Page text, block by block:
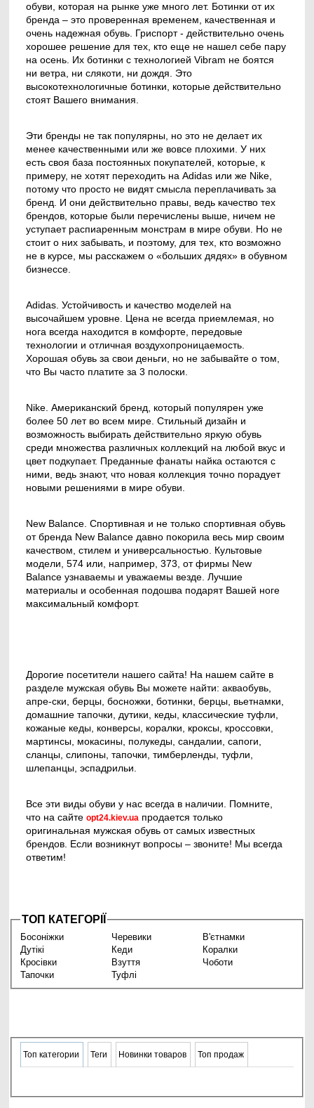
обуви, которая на рынке уже много лет. Ботинки от их
бренда – это проверенная временем, качественная и
очень надежная обувь. Гриспорт - действительно очень
хорошее решение для тех, кто еще не нашел себе пару
на осень. Их ботинки с технологией Vibram не боятся
ни ветра, ни слякоти, ни дождя. Это
высокотехнологичные ботинки, которые действительно
стоят Вашего внимания.
Эти бренды не так популярны, но это не делает их
менее качественными или же вовсе плохими. У них
есть своя база постоянных покупателей, которые, к
примеру, не хотят переходить на Adidas или же Nike,
потому что просто не видят смысла переплачивать за
бренд. И они действительно правы, ведь качество тех
брендов, которые были перечислены выше, ничем не
уступает распиаренным монстрам в мире обуви. Но не
стоит о них забывать, и поэтому, для тех, кто возможно
не в курсе, мы расскажем о «больших дядях» в обувном
бизнессе.
Adidas. Устойчивость и качество моделей на
высочайшем уровне. Цена не всегда приемлемая, но
нога всегда находится в комфорте, передовые
технологии и отличная воздухопроницаемость.
Хорошая обувь за свои деньги, но не забывайте о том,
что Вы часто платите за 3 полоски.
Nike. Американский бренд, который популярен уже
более 50 лет во всем мире. Стильный дизайн и
возможность выбирать действительно яркую обувь
среди множества различных коллекций на любой вкус и
цвет подкупает. Преданные фанаты найка остаются с
ними, ведь знают, что новая коллекция точно порадует
новыми решениями в мире обуви.
New Balance. Спортивная и не только спортивная обувь
от бренда New Balance давно покорила весь мир своим
качеством, стилем и универсальностью. Культовые
модели, 574 или, например, 373, от фирмы New
Balance узнаваемы и уважаемы везде. Лучшие
материалы и особенная подошва подарят Вашей ноге
максимальный комфорт.
Дорогие посетители нашего сайта! На нашем сайте в
разделе мужская обувь Вы можете найти: акваобувь,
апре-ски, берцы, босножки, ботинки, берцы, вьетнамки,
домашние тапочки, дутики, кеды, классические туфли,
кожаные кеды, конверсы, коралки, кроксы, кроссовки,
мартинсы, мокасины, полукеды, сандалии, сапоги,
сланцы, слипоны, тапочки, тимберленды, туфли,
шлепанцы, эспадрильи.
Все эти виды обуви у нас всегда в наличии. Помните,
что на сайтеopt24.kiev.ua продается только
оригинальная мужская обувь от самых известных
брендов. Если возникнут вопросы – звоните! Мы всегда
ответим!
ТОП КАТЕГОРІЇ
Босоніжки Черевики
В'єтнамки
Дутікі
Кеди
Коралки
Кросівки
Взуття
Чоботи
Тапочки
Туфлі
Топ категории Теги Новинки товаров Топ продаж